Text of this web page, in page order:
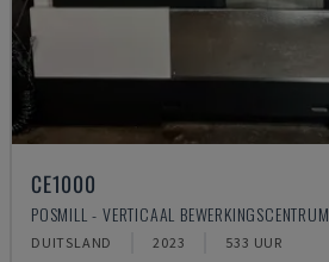
CE1000
POSMILL - VERTICAAL BEWERKINGSCENTRUM
DUITSLAND 2023 533 UUR